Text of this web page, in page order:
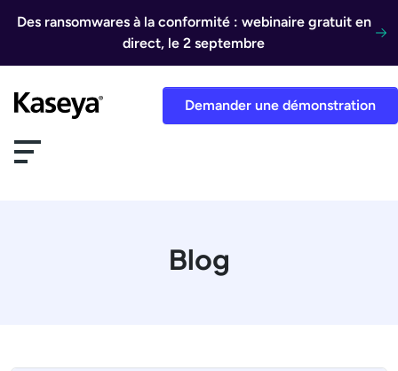
Des ransomwares à la conformité : webinaire gratuit en
direct, le 2 septembre
Demander une démonstration
Blog